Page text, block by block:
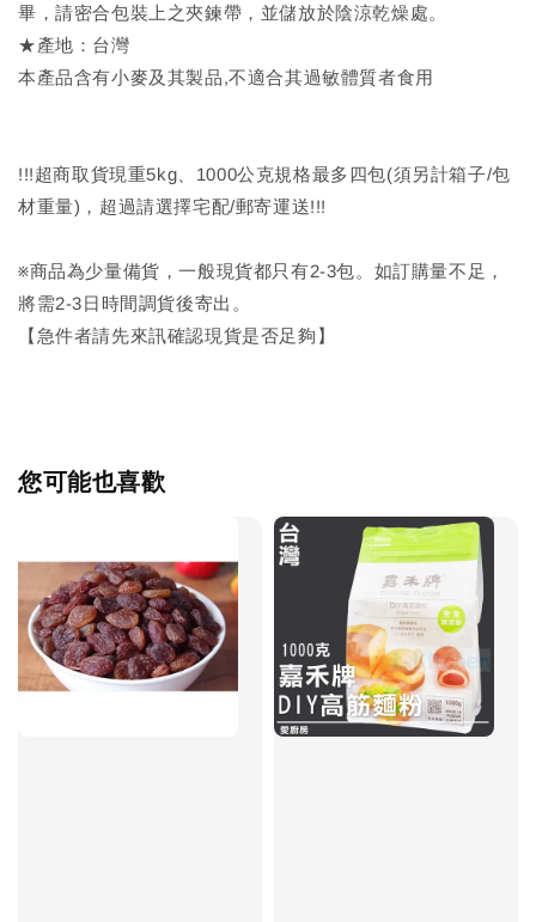
畢，請密合包裝上之夾鍊帶，並儲放於陰涼乾燥處。
★產地：台灣
本產品含有小麥及其製品,不適合其過敏體質者食用
!!!超商取貨現重5kg、1000公克規格最多四包(須另計箱子/包
材重量)，超過請選擇宅配/郵寄運送!!!
※商品為少量備貨，一般現貨都只有2-3包。如訂購量不足，
將需2-3日時間調貨後寄出。
【急件者請先來訊確認現貨是否足夠】
您可能也喜歡